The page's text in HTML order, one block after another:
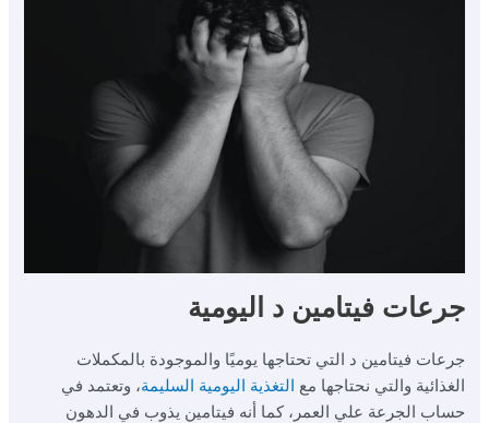
جرعات فيتامين د اليومية
جرعات فيتامين د التي تحتاجها يوميًا والموجودة بالمكملات
الغذائية والتي نحتاجها مع التغذية اليومية السليمة، وتعتمد في
حساب الجرعة علي العمر، كما أنه فيتامين يذوب في الدهون